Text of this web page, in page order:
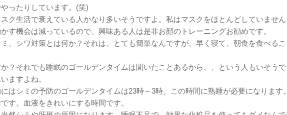
ったりしています。(笑)
ク生活で衰えている人かなり多いそうですよ。私はマスクをほとんどしていません
す機会は減っているので、興味ある人は是非お顔のトレーニングお勧めです。
、シワ対策とは何か？それは、とても簡単なんですが、早く寝て、朝食を食べるこ
？それでも睡眠のゴールデンタイムは聞いたことあるから、、という人もいそうで
ますよね。
はシミの予防のゴールデンタイムは23時～3時。この時間に熟睡が必要になります。
す。血液をきれいにする時間です。